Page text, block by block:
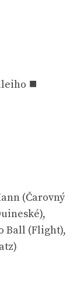
⯀
(Čarovný
Ball (Flight),